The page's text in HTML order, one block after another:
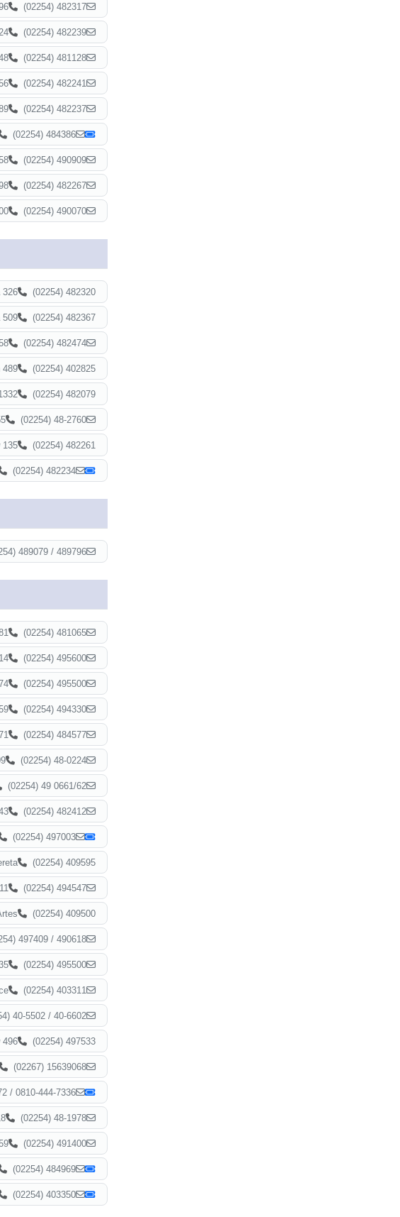
(02254) 482317
(02254) 482239
(02254) 481128
(02254) 482241
(02254) 482237
(02254) 484386
(02254) 490909
(02254) 482267
(02254) 490070
326 (02254) 482320
509 (02254) 482367
(02254) 482474
489 (02254) 402825
(02254) 482079
(02254) 48-2760
135 (02254) 482261
(02254) 482234
489079 / 489796
(02254) 481065
(02254) 495600
(02254) 495500
(02254) 494330
(02254) 484577
(02254) 48-0224
(02254) 49 0661/62
(02254) 482412
(02254) 497003
(02254) 409595
(02254) 494547
(02254) 409500
497409 / 490618
(02254) 495500
(02254) 403311
40-5502 / 40-6602
496 (02254) 497533
(02267) 15639068
/ 0810-444-7336
(02254) 48-1978
(02254) 491400
(02254) 484969
(02254) 403350